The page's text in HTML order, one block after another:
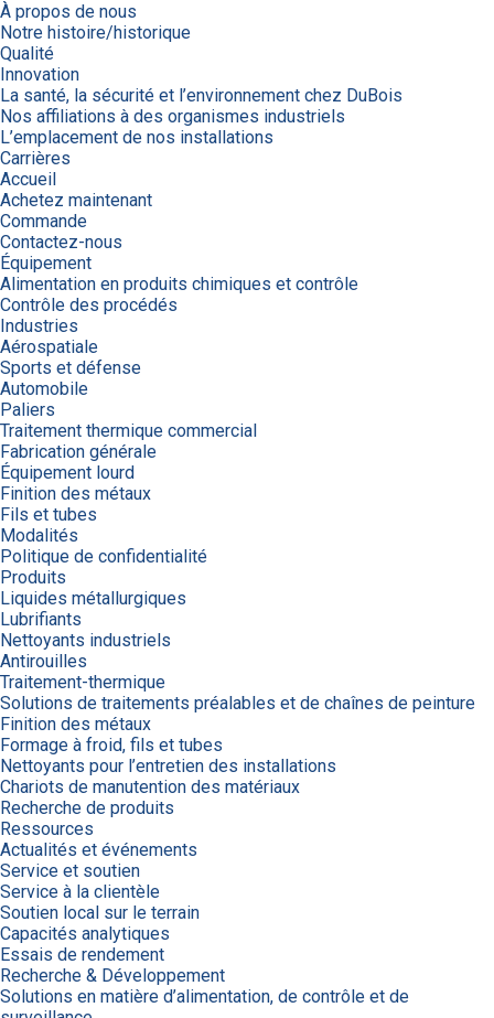
À propos de nous
Notre histoire/historique
Qualité
Innovation
La santé, la sécurité et l’environnement chez DuBois
Nos affiliations à des organismes industriels
L’emplacement de nos installations
Carrières
Accueil
Achetez maintenant
Commande
Contactez-nous
Équipement
Alimentation en produits chimiques et contrôle
Contrôle des procédés
Industries
Aérospatiale
Sports et défense
Automobile
Paliers
Traitement thermique commercial
Fabrication générale
Équipement lourd
Finition des métaux
Fils et tubes
Modalités
Politique de confidentialité
Produits
Liquides métallurgiques
Lubrifiants
Nettoyants industriels
Antirouilles
Traitement-thermique
Solutions de traitements préalables et de chaînes de peinture
Finition des métaux
Formage à froid, fils et tubes
Nettoyants pour l’entretien des installations
Chariots de manutention des matériaux
Recherche de produits
Ressources
Actualités et événements
Service et soutien
Service à la clientèle
Soutien local sur le terrain
Capacités analytiques
Essais de rendement
Recherche & Développement
Solutions en matière d’alimentation, de contrôle et de